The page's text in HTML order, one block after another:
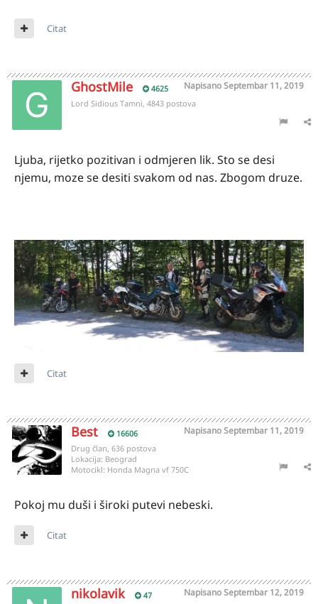
Citat
GhostMile 4625 NapisanoSeptembar 11, 2019
Lord Sidious Tamni, 4843 postova
Ljuba, rijetko pozitivan i odmjeren lik. Sto se desi
njemu, moze se desiti svakom od nas. Zbogom druze.
Citat
Best 16606 NapisanoSeptembar 11, 2019
Drug član, 636 postova
Lokacija: Beograd
Motocikl: Honda Magna vf 750C
Pokoj mu duši i široki putevi nebeski.
Citat
nikolavik 47 NapisanoSeptembar 12, 2019